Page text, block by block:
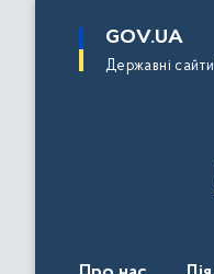
основного
GOV.UA
Державні